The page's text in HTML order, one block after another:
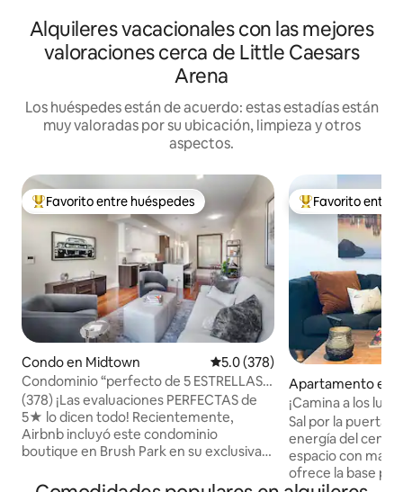
Alquileres vacacionales con las mejores
valoraciones cerca de Little Caesars
Arena
Los huéspedes están de acuerdo: estas estadías están
muy valoradas por su ubicación, limpieza y otros
aspectos.
Favorito entre huéspedes preferido
Favorito entre huéspedes
Condo en Midtown Calificación promedio: 5.0 de
5.0 (378)
Condominio “perfecto de 5 ESTRELLAS”
en el corazón de Brush Park
(378) ¡Las evaluaciones PERFECTAS de
5★ lo dicen todo! Recientemente,
Airbnb incluyó este condominio
boutique en Brush Park en su exclusiva
Con una ubicación céntrica entre
Favorito entre
Favorito entre
Apartamento en
n Detroit
¡Camina a los
los deportes y los
único
Sal por la puerta
energía del
espacio con
ofrece la base